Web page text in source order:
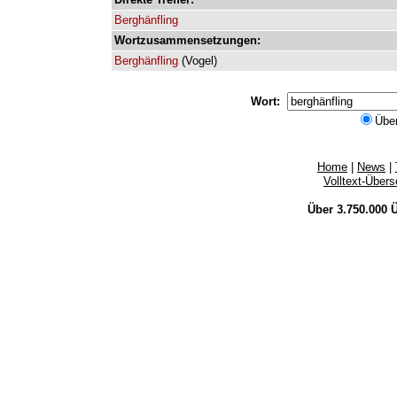
Berghänfling
Wortzusammensetzungen:
Berghänfling (Vogel )
Wort:
Home News
Volltext-
Über 3.750.000